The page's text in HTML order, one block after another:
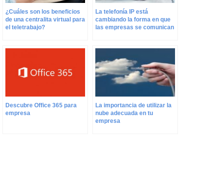
¿Cuáles son los beneficios
de una centralita virtual para
el teletrabajo?
La telefonía IP está
cambiando la forma en que
las empresas se comunican
Descubre Office 365 para
empresa
La importancia de utilizar la
nube adecuada en tu
empresa